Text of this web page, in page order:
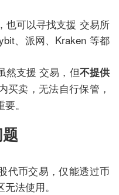
也可以寻找支援 交易所
、派网、Kraken 等都
然支援 交易，但不提供
买卖，无法自行保管，
。
代币交易，仅能透过币
法使用。